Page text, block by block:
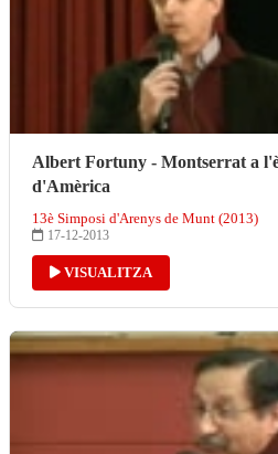
Albert Fortuny - Montserrat a
d'Amèrica
13è Simposi d'Arenys de Munt (2013)
17-12-2013
VISUALITZA